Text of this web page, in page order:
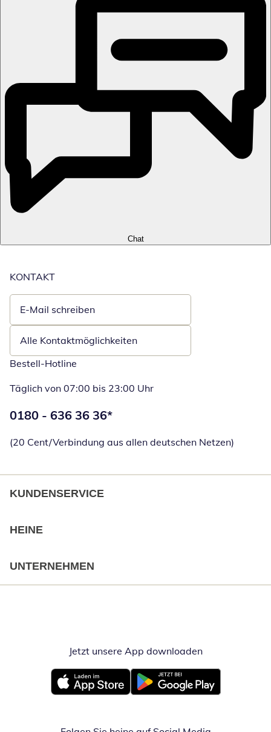
Chat
KONTAKT
E-Mail schreiben
Öffnet E-Mail-Client
Alle Kontaktmöglichkeiten
Bestell-Hotline
Täglich von 07:00 bis 23:00 Uhr
Telefonnummer:
0180 - 636 36 36*
(20 Cent/Verbindung aus allen deutschen Netzen)
KUNDENSERVICE
HEINE
UNTERNEHMEN
Jetzt unsere App downloadenÖffnet in
Öffnet in neuem FensterÖffnet in neuem Fenster